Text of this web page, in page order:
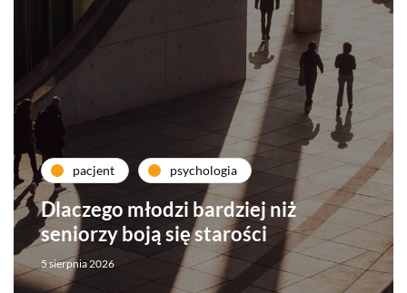
pacjent psychologia
Dlaczego młodzi bardziej niż
seniorzy boją się starości
5 sierpnia 2026